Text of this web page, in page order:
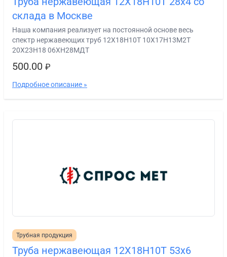
склада в Москве
Наша компания реализует на постоянной основе весь
спектр нержавеющих труб 12Х18Н10Т 10Х17Н13М2Т
20Х23Н18 06ХН28МДТ
500.00 ₽
Подробное описание »
Трубная продукция
Труба нержавеющая 12Х18Н10Т 53х6